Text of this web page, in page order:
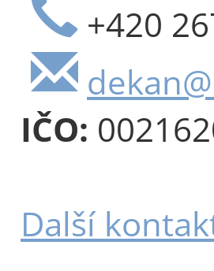
+420
IČO:
Další